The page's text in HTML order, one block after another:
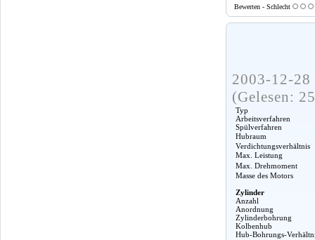
Bewerten - Schlecht
2003-12-
(Gelesen:
Typ
Arbeitsverfahren
Spülverfahren
Hubraum
Verdichtungsverhältnis
Max. Leistung
Max. Drehmoment
Masse des Motors
Zylinder
Anzahl
Anordnung
Zylinderbohrung
Kolbenhub
Hub-Bohrungs-